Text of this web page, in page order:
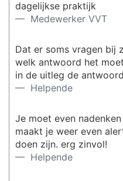
dagelijkse praktijk
— Medewerker VVT
Dat er soms vragen bij
welk antwoord het
in de uitleg de
— Helpende
Je moet even
maakt je weer even
doen zijn. erg zinvol!
— Helpende